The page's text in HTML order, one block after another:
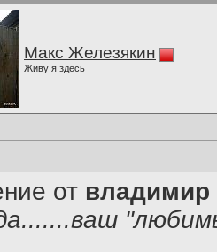
Макс Железякин
Живу я здесь
от владимир